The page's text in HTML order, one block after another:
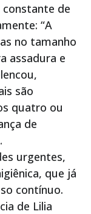
constante de
“A
no tamanho
assadura e
são
quatro ou
de
urgentes,
que já
contínuo.
de Lilia